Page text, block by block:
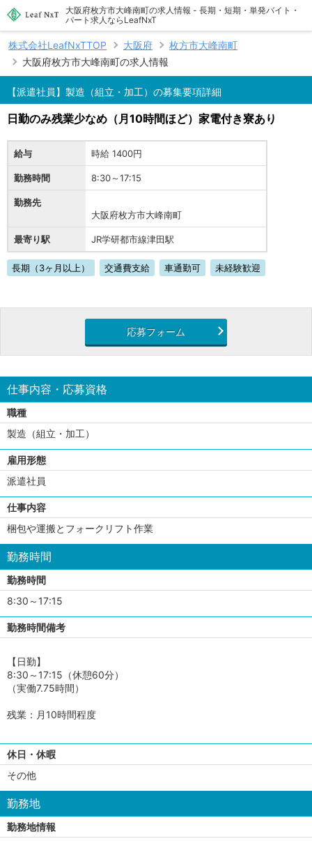
大阪府枚方市大峰南町の求人情報 - 長期・短期・単発バイト・
パート求人ならLeafNxT
株式会社LeafNxTTOP 大阪府
枚方市大峰南町
大阪府枚方市大峰南町の求人情報
【派遣社員】製造（組立・加工）の募集要項詳細
日勤のみ残業少なめ（月10時間ほど）家電付き寮あり
給与 時給 1400円
勤務時間 8:30～17:15
勤務先
大阪府枚方市大峰南町
最寄り駅 JR学研都市線津田駅
長期（3ヶ月以上） 交通費支給 車通勤可 未経験歓迎
応募フォーム
仕事内容・応募資格
職種
製造（組立・加工）
雇用形態
派遣社員
仕事内容
梱包や運搬とフォークリフト作業
勤務時間
勤務時間
8:30～17:15
勤務時間備考
【日勤】
8:30～17:15（休憩60分）
（実働7.75時間）
残業：月10時間程度
休日・休暇
その他
勤務地
勤務地情報